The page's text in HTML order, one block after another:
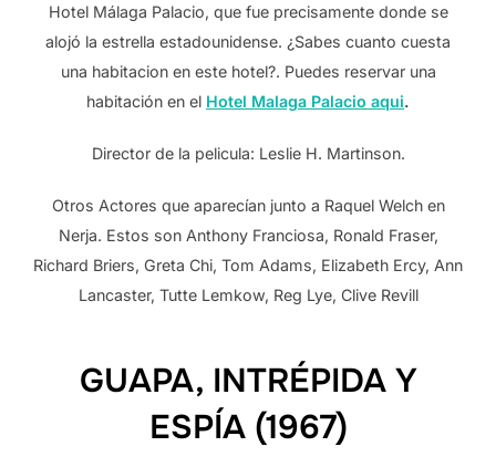
Hotel Málaga Palacio, que fue precisamente donde se
alojó la estrella estadounidense. ¿Sabes cuanto cuesta
una habitacion en este hotel?. Puedes reservar una
habitación en el Hotel Malaga Palacio aqui.
Director de la pelicula: Leslie H. Martinson.
Otros Actores que aparecían junto a Raquel Welch en
Nerja. Estos son Anthony Franciosa, Ronald Fraser,
Richard Briers, Greta Chi, Tom Adams, Elizabeth Ercy, Ann
Lancaster, Tutte Lemkow, Reg Lye, Clive Revill
GUAPA, INTRÉPIDA Y
ESPÍA (1967)